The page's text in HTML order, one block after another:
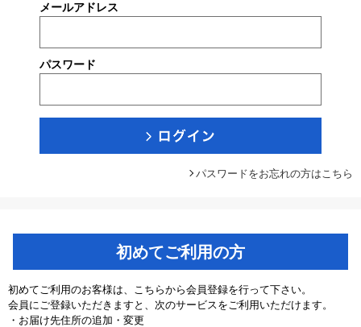
メールアドレス
パスワード
パスワードをお忘れの方はこちら
初めてご利用の方
初めてご利用のお客様は、こちらから会員登録を行って下さい。
会員にご登録いただきますと、次のサービスをご利用いただけます。
・お届け先住所の追加・変更